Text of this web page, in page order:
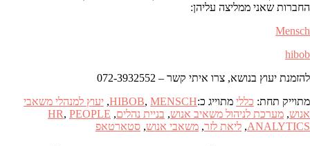
החברות שאני ממליצה עליהן:
Mensch
hibob
להזמנת יעוץ בנושא, צרו איתי קשר – 072-3932552
מתוייק תחת: כללי מתוייג כ: HIBOB, MENSCH
, יעוץ למנהלי משאבי
אנוש, מערכת לניהול משאיב אנוש, בניית נהלים,
HR, PEOPLE
ANALYTICS
, ליאת לזר, משאבי אנוש, סטארטאפ